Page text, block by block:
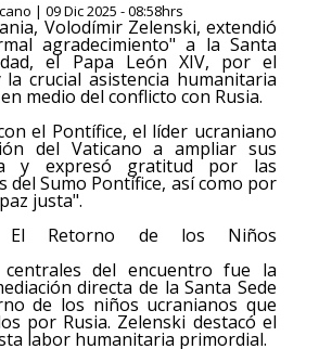
| 09 Dic 2025 - 08:58hrs
Volodímir Zelenski, extendió
agradecimiento" a la Santa
el Papa León XIV, por el
crucial asistencia humanitaria
medio del conflicto con Rusia.
el Pontífice, el líder ucraniano
del Vaticano a ampliar sus
y expresó gratitud por las
del Sumo Pontífice, así como por
justa".
El Retorno de los Niños
del encuentro fue la
directa de la Santa Sede
de los niños ucranianos que
por Rusia. Zelenski destacó el
labor humanitaria primordial.